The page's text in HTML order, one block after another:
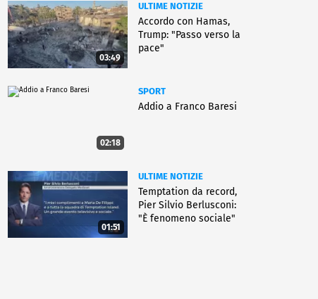
03:49
ULTIME NOTIZIE
Accordo con Hamas,
Trump: "Passo verso la
pace"
02:18
SPORT
Addio a Franco Baresi
01:51
ULTIME NOTIZIE
Temptation da record,
Pier Silvio Berlusconi:
"È fenomeno sociale"